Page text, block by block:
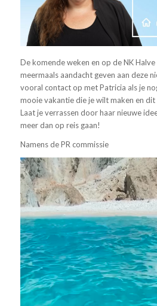
De komende weken en op de NK
meermaals aandacht geven aan deze
vooral contact op met Patricia als je
mooie vakantie die je wilt maken en
Laat je verrassen door haar nieuwe
meer dan op reis gaan!
Namens de PR commissie